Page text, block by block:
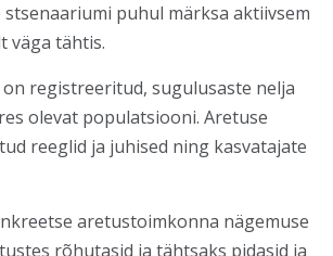
puhul märksa aktiivsem
väga tähtis.
registreeritud, sugulusaste nelja
olevat populatsiooni. Aretuse
reeglid ja juhised ning kasvatajate
aretustoimkonna nägemuse
rõhutasid ja tähtsaks pidasid ja